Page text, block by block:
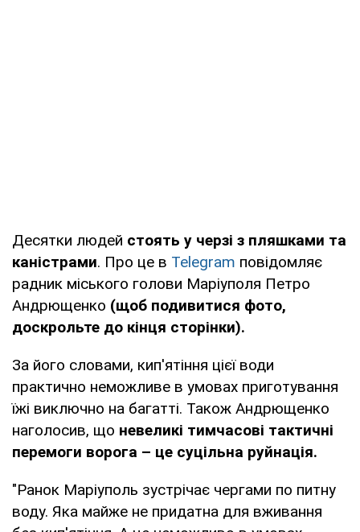
Десятки людей стоять у черзі з пляшками та
каністрами. Про це в Telegram повідомляє
радник міського голови Маріуполя Петро
Андрющенко (щоб подивитися фото,
доскрольте до кінця сторінки).
За його словами, кип'ятіння цієї води
практично неможливе в умовах приготування
їжі виключно на багатті. Також Андрющенко
наголосив, що невеликі тимчасові тактичні
перемоги ворога – це суцільна руйнація.
"Ранок Маріуполь зустрічає чергами по питну
воду. Яка майже не придатна для вживання